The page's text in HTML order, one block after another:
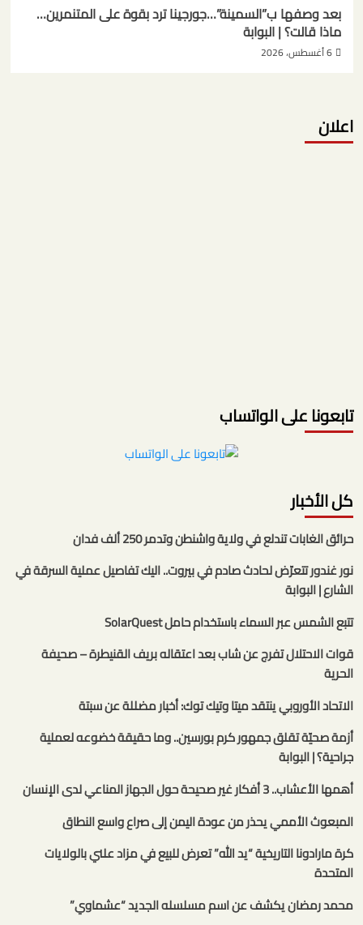
بعد وصفها ب”السمينة”…جورجينا ترد بقوة على المتنمرين…
ماذا قالت؟ | البوابة
6 أغسطس، 2026
اعلان
تابعونا على الواتساب
كل الأخبار
حرائق الغابات تندلع في ولاية واشنطن وتدمر 250 ألف فدان
نور غندور تتعرّض لحادث صادم في بيروت.. اليك تفاصيل عملية السرقة في
الشارع | البوابة
تتبع الشمس عبر السماء باستخدام حامل SolarQuest
قوات الاحتلال تفرج عن شاب بعد اعتقاله بريف القنيطرة – صحيفة
الحرية
الاتحاد الأوروبي ينتقد ميتا وتيك توك: أخبار مضللة عن سبتة
أزمة صحيّة تقلق جمهور كرم بورسين.. وما حقيقة خضوعه لعملية
جراحية؟ | البوابة
أهمها الأعشاب.. 3 أفكار غير صحيحة حول الجهاز المناعي لدى الإنسان
المبعوث الأممي يحذر من عودة اليمن إلى صراع واسع النطاق
كرة مارادونا التاريخية “يد الله” تعرض للبيع في مزاد علني بالولايات
المتحدة
محمد رمضان يكشف عن اسم مسلسله الجديد “عشماوي”